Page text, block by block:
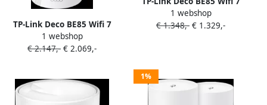
TP-Link Deco BE85 Wifi 7
Mesh (5-pack)
1 webshop
€ 2.147,- € 2.069,-
Mesh (3-pack)
1 webshop
€ 1.348,- € 1.329,-
1%